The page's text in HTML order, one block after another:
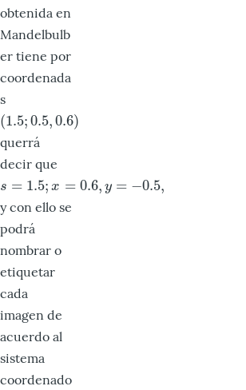
obtenida en
Mandelbulb
er tiene por
coordenada
s
(1.5;0.5,0.6)
(1.5;0.5,0.6)
querrá
decir que
s = 1.5; x = 0.6, y = −0.5,
s=1.5;x=0.6 y= −0.5 ,
y con ello se
podrá
nombrar o
etiquetar
cada
imagen de
acuerdo al
sistema
coordenado